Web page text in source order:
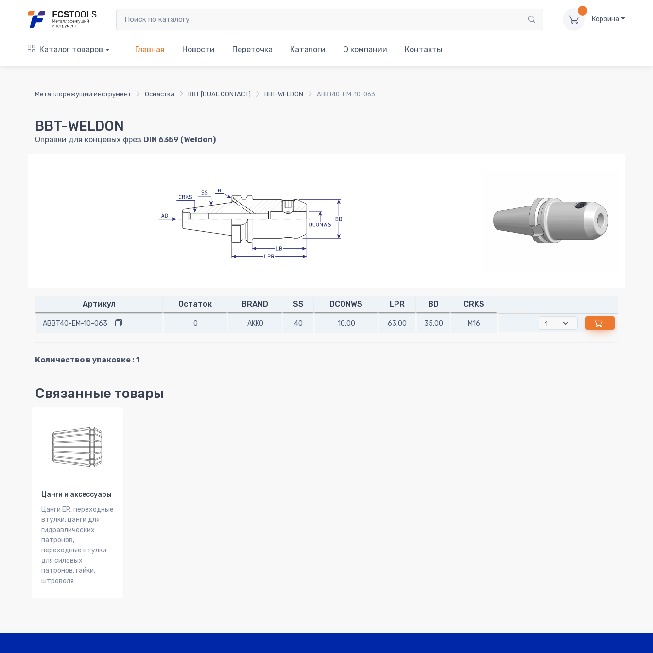
Корзина
Каталог товаров Главная Новости Переточка Каталоги О компании Контакты
Металлорежущий инструмент Оснастка BBT [DUAL CONTACT] BBT-WELDON ABBT40-EM-10-063
BBT-WELDON
Оправки для концевых фрез DIN 6359 (Weldon)
Артикул Остаток BRAND SS DCONWS LPR BD CRKS
ABBT40-EM-10-063 0 AKKO 40 10.00 63.00 35.00 M16
Количество в упаковке : 1
Связанные товары
Цанги и аксессуары
Цанги ER, переходные
втулки, цанги для
гидравлических
патронов,
переходные втулки
для силовых
патронов, гайки,
штревеля